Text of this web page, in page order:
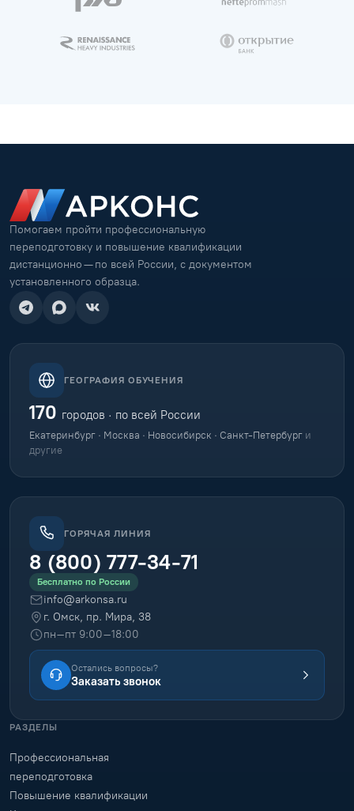
Помогаем пройти профессиональную
переподготовку и повышение квалификации
дистанционно — по всей России, с документом
установленного образца.
ГЕОГРАФИЯ ОБУЧЕНИЯ
170 городов · по всей России
Екатеринбург · Москва · Новосибирск · Санкт-Петербург и
другие
ГОРЯЧАЯ ЛИНИЯ
8 (800) 777-34-71
Бесплатно по России
info@arkonsa.ru
г. Омск, пр. Мира, 38
пн–пт 9:00–18:00
Остались вопросы?
Заказать звонок
РАЗДЕЛЫ
Профессиональная
переподготовка
Повышение квалификации